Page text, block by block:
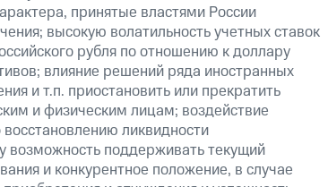
принятые властями России
высокую волатильность учетных ставок
рубля по отношению к доллару
влияние решений ряда иностранных
и т.п. приостановить или прекратить
и физическим лицам; воздействие
ликвидности
возможность поддерживать текущий
и конкурентное положение, в случае